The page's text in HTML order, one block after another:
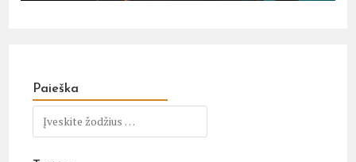
Paieška